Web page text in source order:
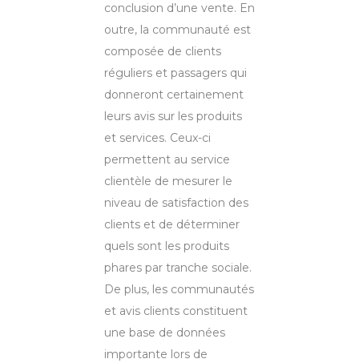
conclusion d’une vente. En
outre, la communauté est
composée de clients
réguliers et passagers qui
donneront certainement
leurs avis sur les produits
et services. Ceux-ci
permettent au service
clientèle de mesurer le
niveau de satisfaction des
clients et de déterminer
quels sont les produits
phares par tranche sociale.
De plus, les communautés
et avis clients constituent
une base de données
importante lors de